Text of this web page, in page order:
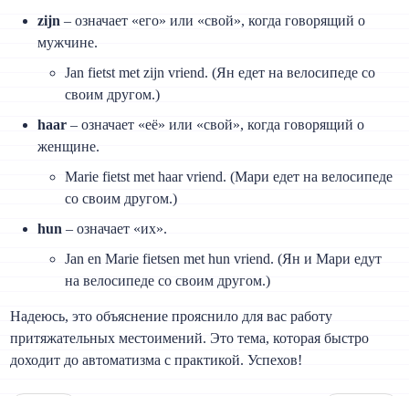
zijn – означает «его» или «свой», когда говорящий о
мужчине.
Jan fietst met zijn vriend. (Ян едет на велосипеде со
своим другом.)
haar – означает «её» или «свой», когда говорящий о
женщине.
Marie fietst met haar vriend. (Мари едет на велосипеде
со своим другом.)
hun – означает «их».
Jan en Marie fietsen met hun vriend. (Ян и Мари едут
на велосипеде со своим другом.)
Надеюсь, это объяснение прояснило для вас работу
притяжательных местоимений. Это тема, которая быстро
доходит до автоматизма с практикой. Успехов!